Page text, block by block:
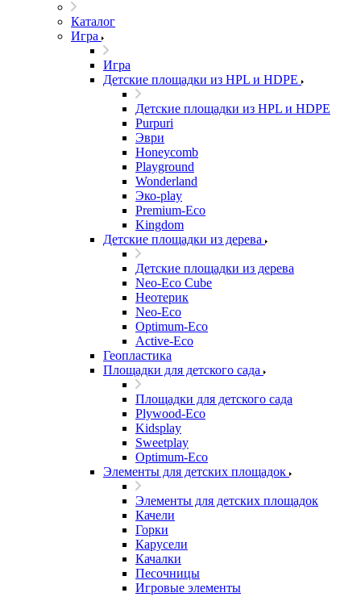
Каталог
Игра
Игра
Детские площадки из HPL и HDPE
Детские площадки из HPL и HDPE
Purpuri
Эври
Honeycomb
Playground
Wonderland
Эко-play
Premium-Eco
Kingdom
Детские площадки из дерева
Детские площадки из дерева
Neo-Eco Cube
Неотерик
Neo-Eco
Оptimum-Еco
Active-Eco
Геопластика
Площадки для детского сада
Площадки для детского сада
Plywood-Eco
Kidsplay
Sweetplay
Оptimum-Еco
Элементы для детских площадок
Элементы для детских площадок
Качели
Горки
Карусели
Качалки
Песочницы
Игровые элементы